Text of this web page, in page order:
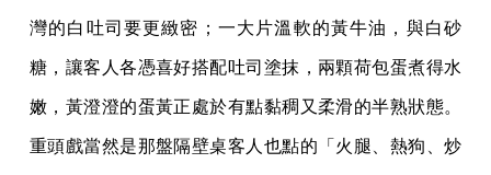
灣的白吐司要更緻密；一大片溫軟的黃牛油，與白砂
糖，讓客人各憑喜好搭配吐司塗抹，兩顆荷包蛋煮得水
嫩，黃澄澄的蛋黃正處於有點黏稠又柔滑的半熟狀態。
重頭戲當然是那盤隔壁桌客人也點的「火腿、熱狗、炒